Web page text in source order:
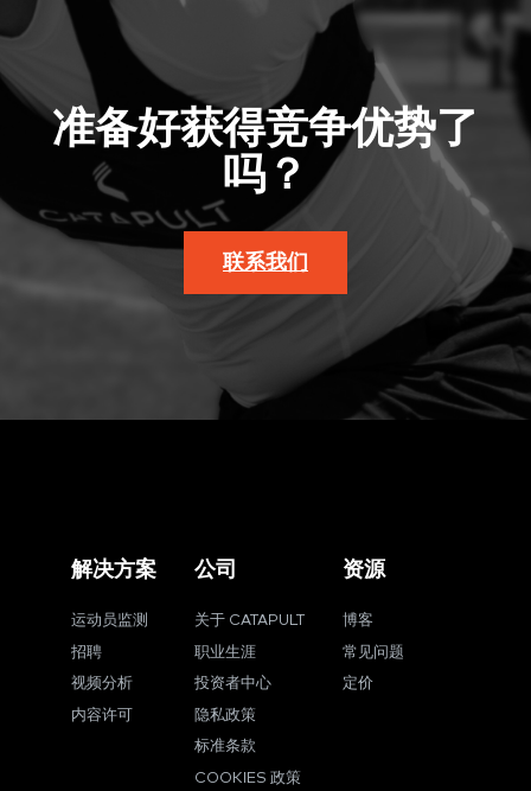
准备好获得竞争优势了
吗？
联系我们
解决方案
运动员监测
招聘
视频分析
内容许可
公司
关于 CATAPULT
职业生涯
投资者中心
隐私政策
标准条款
COOKIES 政策
资源
博客
常见问题
定价